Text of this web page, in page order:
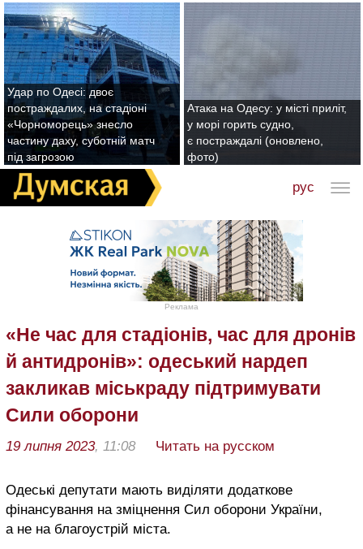
Удар по Одесі: двоє
постраждалих, на стадіоні
«Чорноморець» знесло
частину даху, суботній матч
під загрозою
Атака на Одесу: у місті приліт,
у морі горить судно,
є постраждалі (оновлено,
фото)
рус
Реклама
«Не час для стадіонів, час для дронів
й антидронів»: одеський нардеп
закликав міськраду підтримувати
Сили оборони
19 липня 2023, 11:08 Читать на русском
Одеські депутати мають виділяти додаткове
фінансування на зміцнення Сил оборони України,
а не на благоустрій міста.